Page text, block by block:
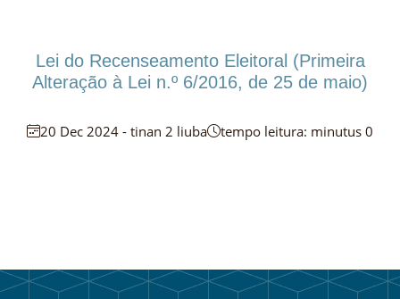
Lei do Recenseamento Eleitoral (Primeira
Alteração à Lei n.º 6/2016, de 25 de maio)
20 Dec 2024 - tinan 2 liuba tempo leitura: minutus 0